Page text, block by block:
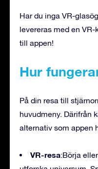
Har du inga VR-
levereras med en
till appen!
Hur
På din resa till
huvudmeny. Därifrån
alternativ som appen
VR-resa:Börja